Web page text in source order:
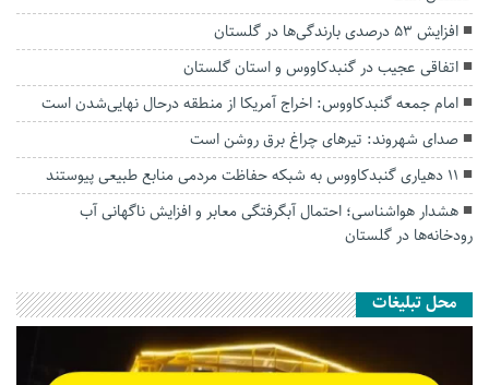
افزایش ۵۳ درصدی بارندگی‌ها در گلستان
اتفاقی عجیب در‌ گنبدکاووس و استان گلستان
امام جمعه گنبدکاووس: اخراج آمریکا از منطقه درحال نهایی‌شدن است
صدای شهروند: تیرهای چراغ برق روشن است
۱۱ دهیاری گنبدکاووس به شبکه حفاظت مردمی منابع طبیعی پیوستند
هشدار هواشناسی؛ احتمال آبگرفتگی معابر و افزایش ناگهانی آب
رودخانه‌ها در گلستان
محل تبلیغات